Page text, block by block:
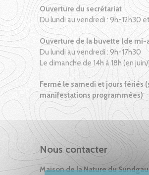
Ouverture du secrétariat
Du lundi au vendredi : 9h-12h30
Ouverture de la buvette (de mi-
Du lundi au vendredi : 9h-17h30
Le dimanche de 14h à 18h (en
Fermé le samedi et jours fériés
manifestations programmées)
Nous contacter
Maison de la Nature du Sundgau